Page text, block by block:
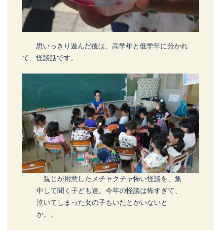
思いっきり遊んだ後は、高学年と低学年に分かれ
て、怪談話です。
親じが用意したメチャクチャ怖い怪談を、集
中して聞く子ども達。今年の怪談は怖すぎて、
泣いてしまった女の子もいたとかいないと
か。。